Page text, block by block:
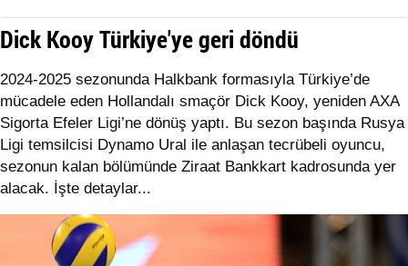
Dick Kooy Türkiye'ye geri döndü
2024-2025 sezonunda Halkbank formasıyla Türkiye’de
mücadele eden Hollandalı smaçör Dick Kooy, yeniden AXA
Sigorta Efeler Ligi’ne dönüş yaptı. Bu sezon başında Rusya
Ligi temsilcisi Dynamo Ural ile anlaşan tecrübeli oyuncu,
sezonun kalan bölümünde Ziraat Bankkart kadrosunda yer
alacak. İşte detaylar...